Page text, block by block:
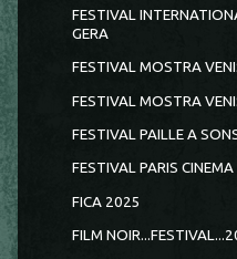
FESTIVAL
GERA
FESTIVAL MOSTRA
FESTIVAL MOSTRA
FESTIVAL PAILLE A
FESTIVAL PARIS
FICA 2025
FILM